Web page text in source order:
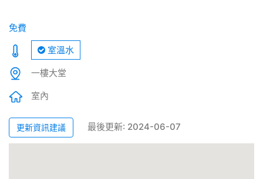
免費
室溫水
一樓大堂
室內
更新資訊建議 最後更新: 2024-06-07